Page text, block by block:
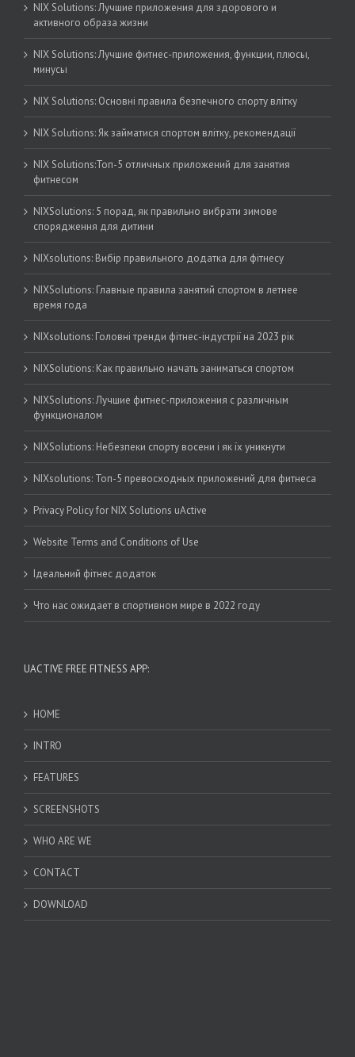
NIX Solutions: Лучшие приложения для здорового и
активного образа жизни
NIX Solutions: Лучшие фитнес-приложения, функции, плюсы,
минусы
NIX Solutions: Основні правила безпечного спорту влітку
NIX Solutions: Як займатися спортом влітку, рекомендації
NIX Solutions:Топ-5 отличных приложений для занятия
фитнесом
NIXSolutions: 5 порад, як правильно вибрати зимове
спорядження для дитини
NIXsolutions: Вибір правильного додатка для фітнесу
NIXSolutions: Главные правила занятий спортом в летнее
время года
NIXsolutions: Головні тренди фітнес-індустрії на 2023 рік
NIXSolutions: Как правильно начать заниматься спортом
NIXSolutions: Лучшие фитнес-приложения с различным
функционалом
NIXSolutions: Небезпеки спорту восени і як їх уникнути
NIXsolutions: Топ-5 превосходных приложений для фитнеса
Privacy Policy for NIX Solutions uActive
Website Terms and Conditions of Use
Ідеальний фітнес додаток
Что нас ожидает в спортивном мире в 2022 году
UACTIVE FREE FITNESS APP:
HOME
INTRO
FEATURES
SCREENSHOTS
WHO ARE WE
CONTACT
DOWNLOAD